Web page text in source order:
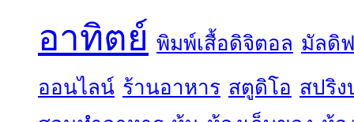
อาทิตย์ พิมพ์เสื้อดิจิตอล มัลดิ
ออนไลน์ ร้านอาหาร สตูดิโอ สปริง